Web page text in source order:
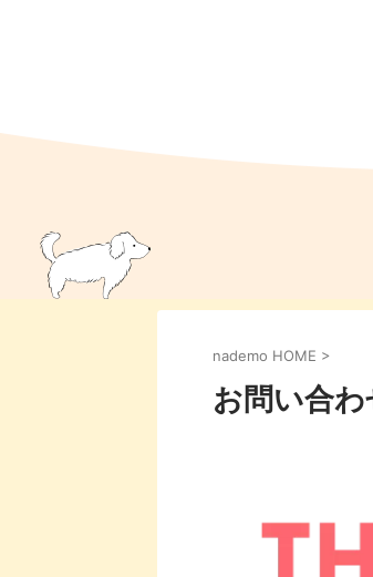
犬のこ
犬のしつけ
猫のこ
猫のしつけ
ペッ
nademo HOME >
お問い合わ